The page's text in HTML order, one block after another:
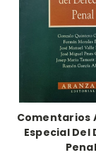
Comentarios
Especial Del